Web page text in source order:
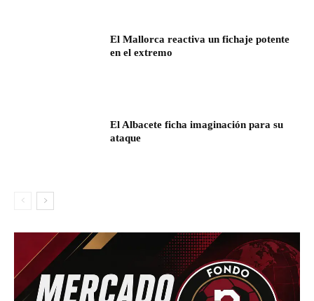
El Mallorca reactiva un fichaje potente
en el extremo
El Albacete ficha imaginación para su
ataque